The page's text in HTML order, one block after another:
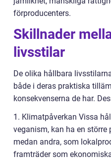
förproducenters.
Skillnader
livsstilar
De olika hållbara
både i deras praktiska
konsekvenserna de har.
1. Klimatpåverkan Vissa
veganism, kan ha en
medan andra, som
framträder som